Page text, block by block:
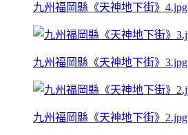
九州福岡縣《天神地下街》4.jpg
九州福岡縣《天神地下街》3.jpg
九州福岡縣《天神地下街》2.jpg